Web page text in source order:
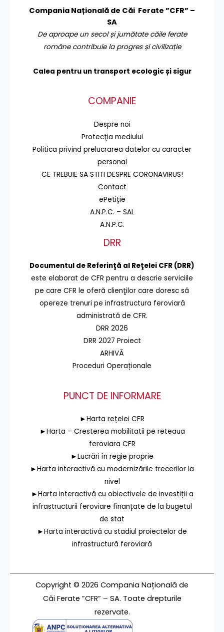
Compania Națională de Căi Ferate ”CFR” –
SA
De aproape un secol și jumătate căile ferate
române contribuie la progres și civilizație
Calea pentru un transport ecologic și sigur
COMPANIE
Despre noi
Protecţia mediului
Politica privind prelucrarea datelor cu caracter
personal
CE TREBUIE SA STITI DESPRE CORONAVIRUS!
Contact
ePetiție
A.N.P.C. – SAL
A.N.P.C.
DRR
Documentul de Referinţă al Reţelei CFR (DRR)
este elaborat de CFR pentru a descrie serviciile
pe care CFR le oferă clienţilor care doresc să
opereze trenuri pe infrastructura feroviară
administrată de CFR.
DRR 2026
DRR 2027 Proiect
ARHIVĂ
Proceduri Operaționale
PUNCT DE INFORMARE
►Harta rețelei CFR
►Harta – Cresterea mobilitatii pe reteaua
feroviara CFR
►Lucrări în regie proprie
►Harta interactivă cu modernizările trecerilor la
nivel
►Harta interactivă cu obiectivele de investiții a
infrastructurii feroviare finanțate de la bugetul
de stat
►Harta interactivă cu stadiul proiectelor de
infrastructură feroviară
Copyright © 2026 Compania Națională de
Căi Ferate ”CFR” – SA. Toate drepturile
rezervate.